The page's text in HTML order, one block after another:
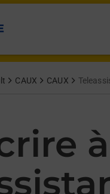
CAUX CAUX